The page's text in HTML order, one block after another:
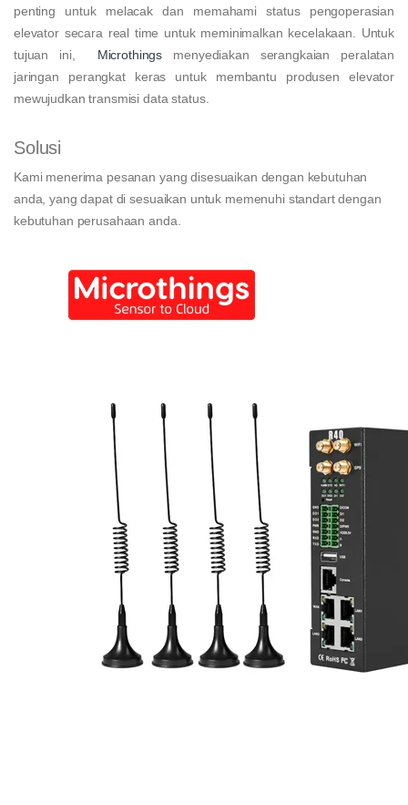
penting untuk melacak dan memahami status pengoperasian
elevator secara real time untuk meminimalkan kecelakaan. Untuk
tujuan ini, Microthings menyediakan serangkaian peralatan
jaringan perangkat keras untuk membantu produsen elevator
mewujudkan transmisi data status.
Solusi
Kami menerima pesanan yang disesuaikan dengan kebutuhan
anda, yang dapat di sesuaikan untuk memenuhi standart dengan
kebutuhan perusahaan anda.